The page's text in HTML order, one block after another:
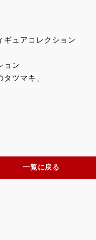
ュアコレクション
ョン
ツマキ」
一覧に戻る